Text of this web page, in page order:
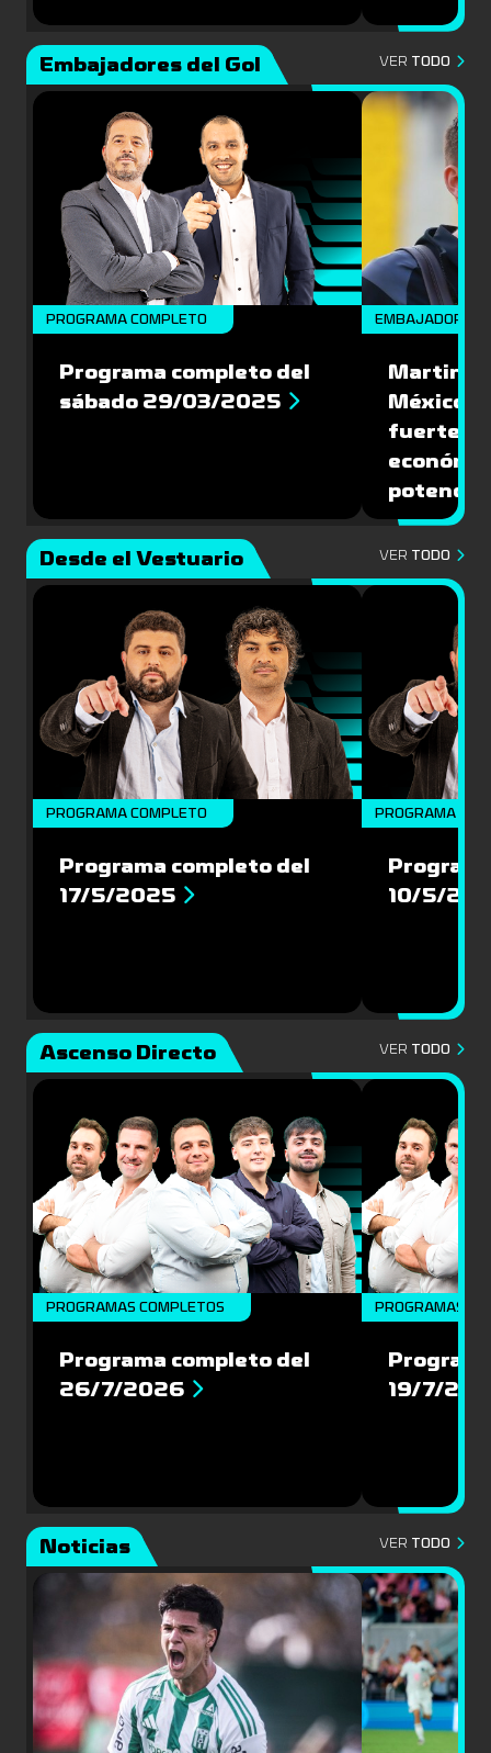
Embajadores del Gol VER TODO
PROGRAMA COMPLETO
Programa completo del
sábado 29/03/2025
EMBAJADORES
Martin
México:
fuerte
Desde el Vestuario VER TODO
PROGRAMA COMPLETO
Programa completo del
17/5/2025
PROGRAMA
10/5/
Ascenso Directo VER TODO
PROGRAMAS COMPLETOS
Programa completo del
26/7/2026
PROGRAMAS
19/7/
Noticias VER TODO